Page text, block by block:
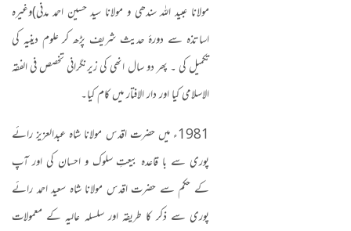
مولانا عبید اللہ سندھی و مولانا سید حسین احمد مدنی)وغیرہ
اساتذہ سے دورۂ حدیث شریف پڑھ کر علوم دینیہ کی
تکمیل کی ۔ پھر دو سال انھی کی زیرنگرانی تخصص فی الفقہ
الاسلامی کیا اور دار الافتار میں کام کیا۔
1981ء میں حضرت اقدس مولانا شاہ عبدالعزیز رائے
پوری سے با قاعدہ بیعتِ سلوک و احسان کی اور آپ
کے حکم سے حضرت اقدس مولانا شاہ سعید احمد رائے
پوری سے ذکر کا طریقہ اور سلسلہ عالیہ کے معمولات